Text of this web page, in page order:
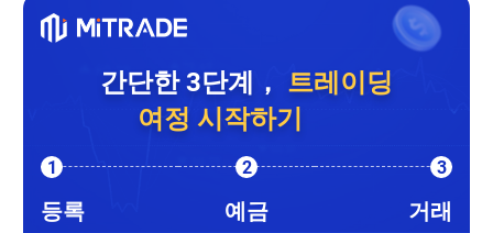
간단한 3단계， 트레이딩
여정 시작하기
1
등록
2
예금
3
거래